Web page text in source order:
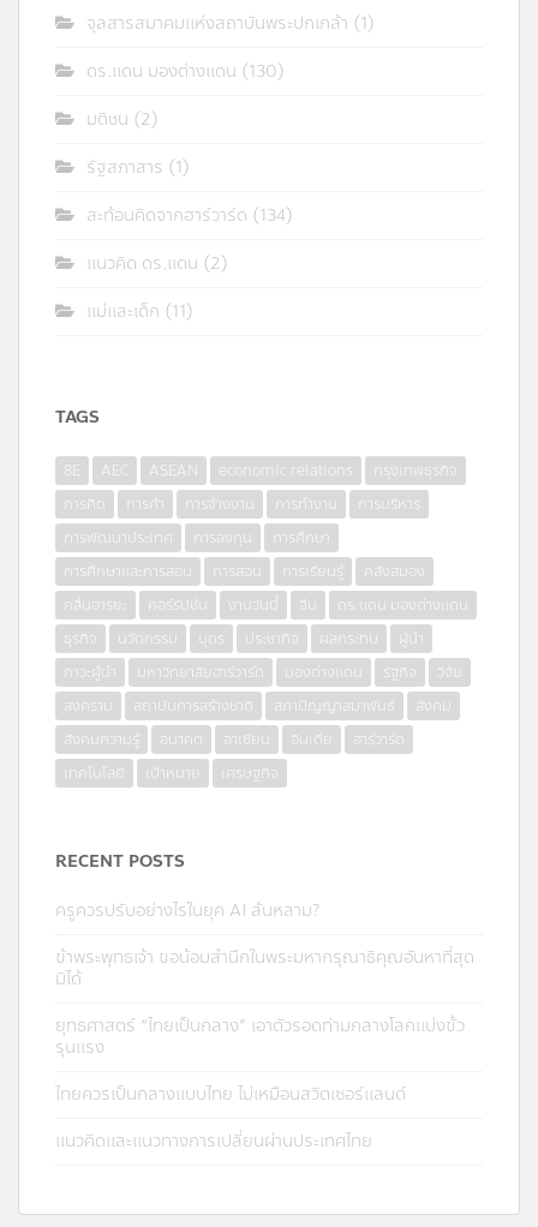
จุลสารสมาคมแห่งสถาบันพระปกเกล้า (1)
ดร.แดน มองต่างแดน (130)
มติชน (2)
รัฐสภาสาร (1)
สะท้อนคิดจากฮาร์วาร์ด (134)
แนวคิด ดร.แดน (2)
แม่และเด็ก (11)
TAGS
8E AEC ASEAN economic relations
กรุงเทพธุรกิจ
การคิด
การค้า การจ้างงาน การทำงาน
การบริหาร
การพัฒนาประเทศ
การลงทุน
การศึกษา
การศึกษาและการสอน
การสอน การเรียนรู้
คลังสมอง
คลื่นอารยะ
คอร์รัปชั่น งานวันนี้ จีน
ดร.แดน มองต่างแดน
ธุรกิจ
นวัตกรรม บุตร ประชากิจ ผลกระทบ
ผู้นำ
ภาวะผู้นำ
มหาวิทยาลัยฮาร์วาร์ด มองต่างแดน รัฐกิจ
วิจัย
สงคราม
สถาบันการสร้างชาติ สภาปัญญาสมาพันธ์
สังคม
สังคมความรู้
อนาคต อาเซียน อินเดีย
ฮาร์วาร์ด
เทคโนโลยี
เป้าหมาย เศรษฐกิจ
RECENT POSTS
ครูควรปรับอย่างไรในยุค AI ล้นหลาม?
ข้าพระพุทธเจ้า ขอน้อมสำนึกในพระมหากรุณาธิคุณอันหาที่สุด
มิได้
ยุทธศาสตร์ “ไทยเป็นกลาง” เอาตัวรอดท่ามกลางโลกแบ่งขั้ว
รุนแรง
ไทยควรเป็นกลางแบบไทย ไม่เหมือนสวิตเซอร์แลนด์
แนวคิดและแนวทางการเปลี่ยนผ่านประเทศไทย